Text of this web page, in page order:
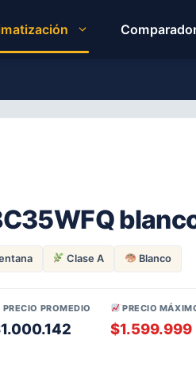
Clase A Blanco
PRECIO PROMEDIO PRECIO
$1.599.999